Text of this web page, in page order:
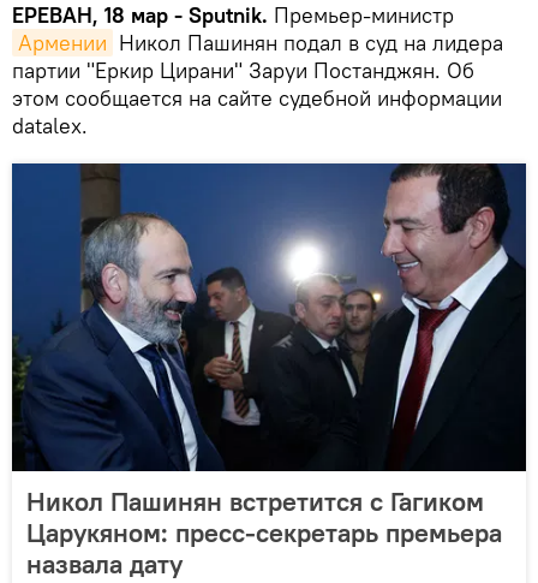
ЕРЕВАН, 18 мар - Sputnik. Премьер-министр
Армении Никол Пашинян подал в суд на лидера
партии "Еркир Цирани" Заруи Постанджян. Об
этом сообщается на сайте судебной информации
datalex.
Никол Пашинян встретится с Гагиком
Царукяном: пресс-секретарь премьера
назвала дату